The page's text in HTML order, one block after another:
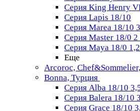
Серия King Henry
Серия Lapis 18/10
Серия Marea 18/10
Серия Master 18/0
Серия Maya 18/0
Еще
Arcoroc,
Bonna, Турция
Серия Alba 18/10
Серия Balera 18/10
Серия Grace 18/10